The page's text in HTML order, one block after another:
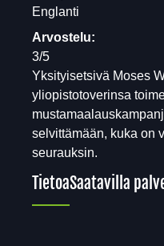
Englanti
Arvostelu:
3/5
Yksityisetsivä Moses
yliopistotoverinsa
selvittämään, kuka on
seurauksin.
TietoaSaatavilla